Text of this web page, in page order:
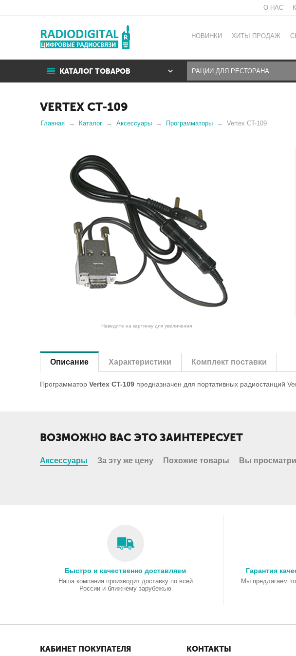
О НАС
НОВИНКИ ХИТЫ ПРОДАЖ
КАТАЛОГ ТОВАРОВ
VERTEX CT-109
Главная Каталог Аксессуары Программаторы Vertex CT-109
Наведите на картинку для увеличения
Описание Характеристики Комплект поставки
Программатор Vertex CT-109 предназначен для портативных радиостанций
ВОЗМОЖНО ВАС ЭТО ЗАИНТЕРЕСУЕТ
Аксессуары За эту же цену Похожие товары Вы
Быстро и качественно доставляем
Наша компания производит доставку по всей
России и ближнему зарубежью
Гарантия
Мы предлагаем
КАБИНЕТ ПОКУПАТЕЛЯ КОНТАКТЫ